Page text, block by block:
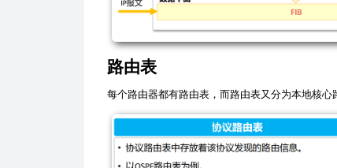
路由表
每个路由器都有路由表，而路由表又分为本地核心